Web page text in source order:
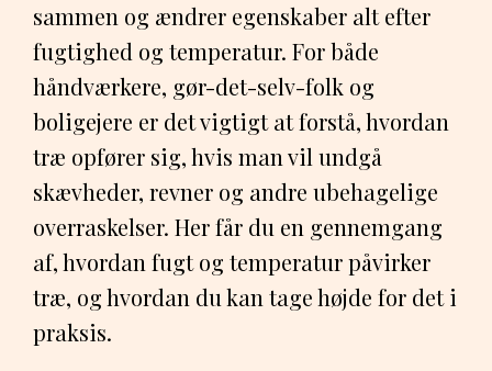
sammen og ændrer egenskaber alt efter
fugtighed og temperatur. For både
håndværkere, gør-det-selv-folk og
boligejere er det vigtigt at forstå, hvordan
træ opfører sig, hvis man vil undgå
skævheder, revner og andre ubehagelige
overraskelser. Her får du en gennemgang
af, hvordan fugt og temperatur påvirker
træ, og hvordan du kan tage højde for det i
praksis.